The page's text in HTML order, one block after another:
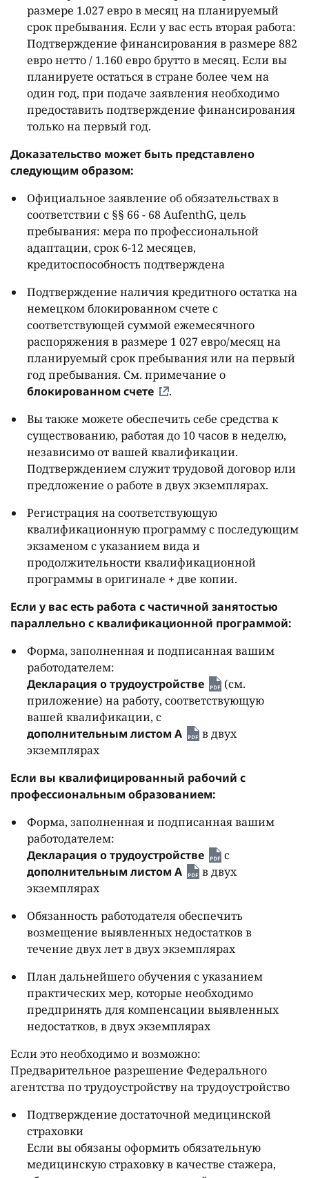
размере 1.027 евро в месяц на планируемый
срок пребывания. Если у вас есть вторая работа:
Подтверждение финансирования в размере 882
евро нетто / 1.160 евро брутто в месяц. Если вы
планируете остаться в стране более чем на
один год, при подаче заявления необходимо
предоставить подтверждение финансирования
только на первый год.
Доказательство может быть представлено
следующим образом:
Официальное заявление об обязательствах в
соответствии с §§ 66 - 68 AufenthG, цель
пребывания: мера по профессиональной
адаптации, срок 6-12 месяцев,
кредитоспособность подтверждена
Подтверждение наличия кредитного остатка на
немецком блокированном счете с
соответствующей суммой ежемесячного
распоряжения в размере 1 027 евро/месяц на
планируемый срок пребывания или на первый
год пребывания. См. примечание о
блокированном счете
.
Вы также можете обеспечить себе средства к
существованию, работая до 10 часов в неделю,
независимо от вашей квалификации.
Подтверждением служит трудовой договор или
предложение о работе в двух экземплярах.
Регистрация на соответствующую
квалификационную программу с последующим
экзаменом с указанием вида и
продолжительности квалификационной
программы в оригинале + две копии.
Если у вас есть работа с частичной занятостью
параллельно с квалификационной программой:
Форма, заполненная и подписанная вашим
работодателем:
Декларация о трудоустройстве
(см.
приложение) на работу, соответствующую
вашей квалификации, с
дополнительным листом A
в двух
экземплярах
Если вы квалифицированный рабочий с
профессиональным образованием:
Форма, заполненная и подписанная вашим
работодателем:
Декларация о трудоустройстве
с
дополнительным листом A
в двух
экземплярах
Обязанность работодателя обеспечить
возмещение выявленных недостатков в
течение двух лет в двух экземплярах
План дальнейшего обучения с указанием
практических мер, которые необходимо
предпринять для компенсации выявленных
недостатков, в двух экземплярах
Если это необходимо и возможно:
Предварительное разрешение Федерального
агентства по трудоустройству на трудоустройство
Подтверждение достаточной медицинской
страховки
Если вы обязаны оформить обязательную
медицинскую страховку в качестве стажера,